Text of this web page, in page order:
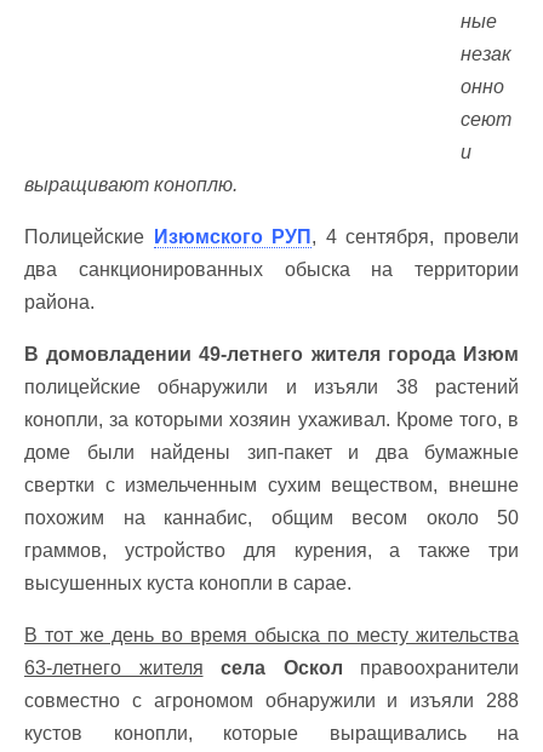
ные
незак
онно
сеют
и
выращивают коноплю.
Полицейские Изюмского РУП , 4 сентября, провели
два санкционированных обыска на территории
района.
В домовладении 49-летнего жителя города Изюм
полицейские обнаружили и изъяли 38 растений
конопли, за которыми хозяин ухаживал. Кроме того, в
доме были найдены зип-пакет и два бумажные
свертки с измельченным сухим веществом, внешне
похожим на каннабис, общим весом около 50
граммов, устройство для курения, а также три
высушенных куста конопли в сарае.
В тот же день во время обыска по месту жительства
63-летнего жителя
села Оскол правоохранители
совместно с агрономом обнаружили и изъяли 288
кустов конопли, которые выращивались на